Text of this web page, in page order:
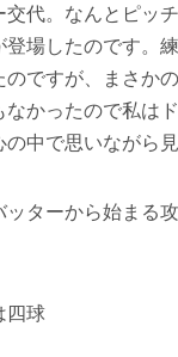
交代。なんとピッ
登場したのです。
のですが、まさか
かったので私は
中で思いながら見
ッターから始まる
四球